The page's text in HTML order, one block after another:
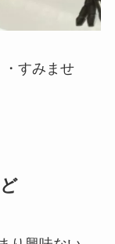
すみませ